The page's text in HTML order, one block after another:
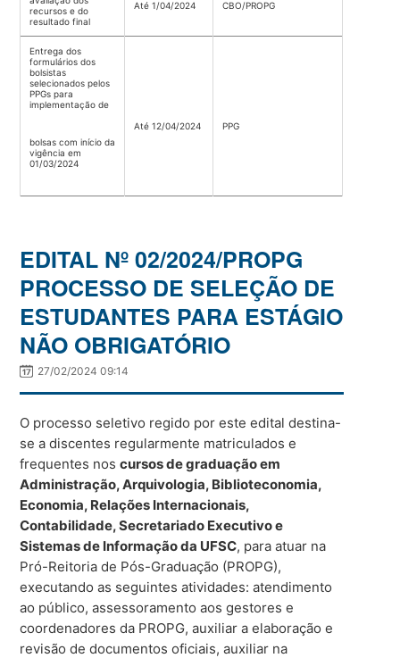
recursos e do
resultado final
Até 1/04/2024 CBO/PROPG
Entrega dos
formulários dos
bolsistas
selecionados pelos
PPGs para
implementação de
bolsas com início da
vigência em
01/03/2024
Até 12/04/2024 PPG
EDITAL Nº 02/2024/PROPG
PROCESSO DE SELEÇÃO DE
ESTUDANTES PARA ESTÁGIO
NÃO OBRIGATÓRIO
27/02/2024 09:14
O processo seletivo regido por este edital destina-
se a discentes regularmente matriculados e
frequentes noscursos de graduação em
Administração, Arquivologia, Biblioteconomia,
Economia, Relações Internacionais,
Contabilidade, Secretariado Executivo e
Sistemas de Informação da UFSC, para atuar na
Pró-Reitoria de Pós-Graduação (PROPG),
executando as seguintes atividades: atendimento
ao público, assessoramento aos gestores e
coordenadores da PROPG, auxiliar a elaboração e
revisão de documentos oficiais, auxiliar na